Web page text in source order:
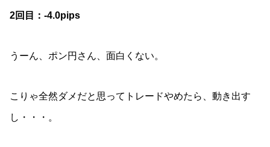
2回目：-4.0pips
うーん、ポン円さん、面白くない。
こりゃ全然ダメだと思ってトレードやめたら、動き出す
し・・・。